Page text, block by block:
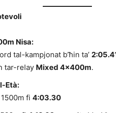
Nisa:
tal-kampjonat b’ħin ta’
tar-relay Mixed 4×400m.
Età:
fi 4:03.30